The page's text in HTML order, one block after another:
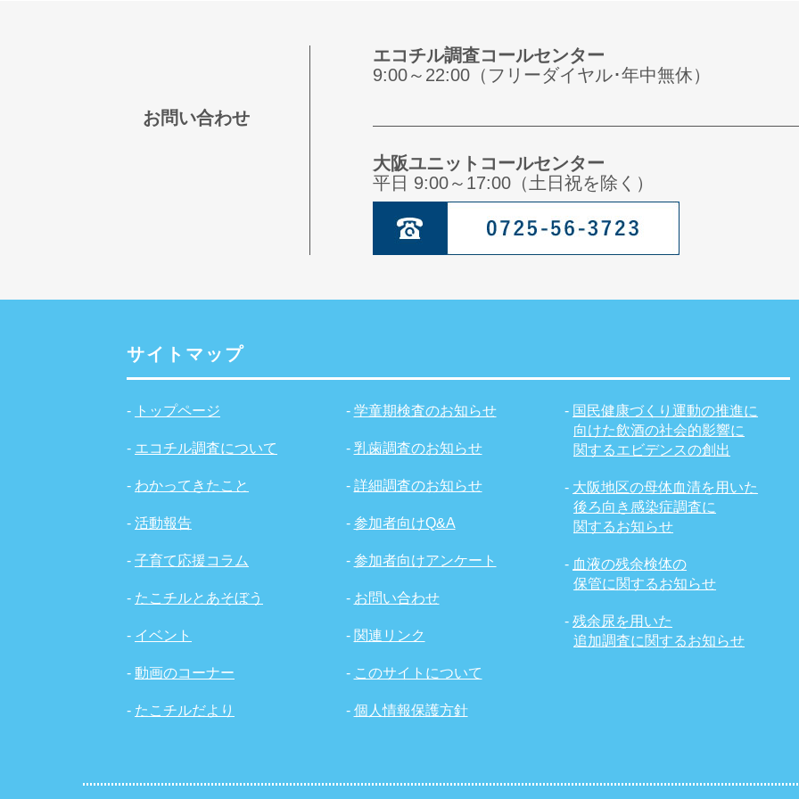
お問い合わせ
エコチル調査コールセンター
9:00～22:00（フリーダイヤル･年中無休）
大阪ユニットコールセンター
平日 9:00～17:00（土日祝を除く）
サイトマップ
- トップページ
- エコチル調査について
- わかってきたこと
- 活動報告
- 子育て応援コラム
- たこチルとあそぼう
- イベント
- 動画のコーナー
- たこチルだより
- 学童期検査のお知らせ
- 乳歯調査のお知らせ
- 詳細調査のお知らせ
- 参加者向けQ&A
- 参加者向けアンケート
- お問い合わせ
- 関連リンク
- このサイトについて
- 個人情報保護方針
- 国民健康づくり運動の推進に
向けた飲酒の社会的影響に
関するエビデンスの創出
- 大阪地区の母体血清を用いた
後ろ向き感染症調査に
関するお知らせ
- 血液の残余検体の
保管に関するお知らせ
-残余尿を用いた
追加調査に関するお知らせ